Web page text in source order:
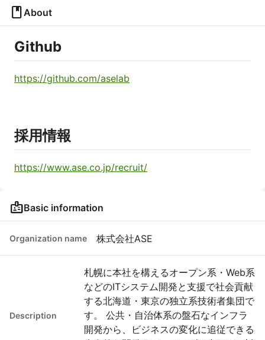
bookAbout
Github
https://github.com/aselab
採用情報
https://www.ase.co.jp/recruit/
badgeBasic information
Organization name 株式会社ASE
Description
札幌に本社を構えるオープン系・Web系
などのITシステム開発と支援で社会貢献
する北海道・東京の独立系技術者集団で
す。 公共・自治体系の盤石なインフラ
開発から、ビジネスの変化に追従できる